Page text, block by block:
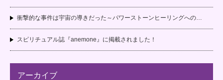
衝撃的な事件は宇宙の導きだった～パワーストーンヒーリングへの…
スピリチュアル誌『anemone』に掲載されました！
アーカイブ